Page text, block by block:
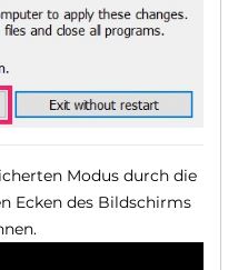
Modus durch die
Ecken des Bildschirms